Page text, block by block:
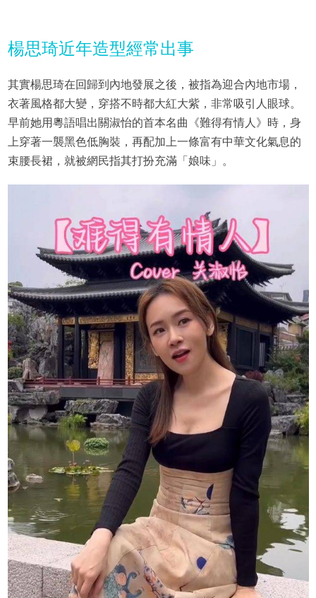
楊思琦近年造型經常出事
其實楊思琦在回歸到內地發展之後，被指為迎合內地市場，
衣著風格都大變，穿搭不時都大紅大紫，非常吸引人眼球。
早前她用粵語唱出關淑怡的首本名曲《難得有情人》時，身
上穿著一襲黑色低胸裝，再配加上一條富有中華文化氣息的
束腰長裙，就被網民指其打扮充滿「娘味」。